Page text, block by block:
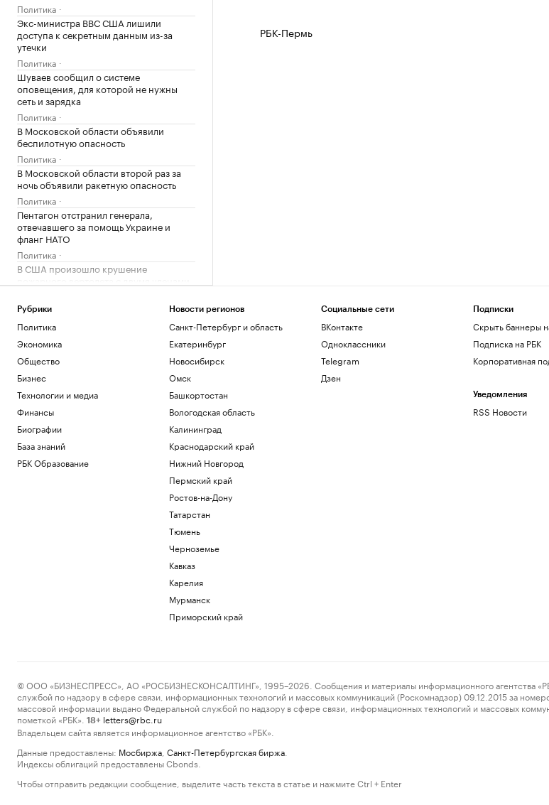
Политика
Экс-министра ВВС США лишили
доступа к секретным данным из-за
утечки
Политика
Шуваев сообщил о системе
оповещения, для которой не нужны
сеть и зарядка
Политика
В Московской области объявили
беспилотную опасность
Политика
В Московской области второй раз за
ночь объявили ракетную опасность
Политика
Пентагон отстранил генерала,
отвечавшего за помощь Украине и
фланг НАТО
Политика
В США произошло крушение
Общество
Ракетную опасность объявили в
Московской области
Политика
В семи регионах, включая Московскую
область, объявили ракетную опасность
Политика
РБК-Пермь
Рубрики
Политика
Экономика
Общество
Бизнес
Технологии и медиа
Финансы
Биографии
База знаний
РБК Образование
Новости регионов
Санкт-Петербург и область
Екатеринбург
Новосибирск
Омск
Башкортостан
Вологодская область
Калининград
Краснодарский край
Нижний Новгород
Пермский край
Ростов-на-Дону
Татарстан
Тюмень
Черноземье
Кавказ
Карелия
Мурманск
Приморский край
Социальные сети
ВКонтакте
Одноклассники
Telegram
Дзен
Подписки
Скрыть баннеры
Подписка на РБК
Корпоративная
Уведомления
RSS Новости
© ООО «БИЗНЕСПРЕСС», АО «РОСБИЗНЕСКОНСАЛТИНГ», 1995–2026. Сообщения и материалы информационного агентства
службой по надзору в сфере связи, информационных технологий и массовых коммуникаций (Роскомнадзор) 09.12.2015 за
массовой информации выдано Федеральной службой по надзору в сфере связи, информационных технологий и массовых
пометкой «РБК».
18+ letters@rbc.ru
Владельцем сайта является информационное агентство «РБК».
Данные предоставлены: Мосбиржа Санкт-Петербургская биржа
Индексы облигаций предоставлены Cbonds.
Чтобы отправить редакции сообщение, выделите часть текста в статье и нажмите Ctrl + Enter